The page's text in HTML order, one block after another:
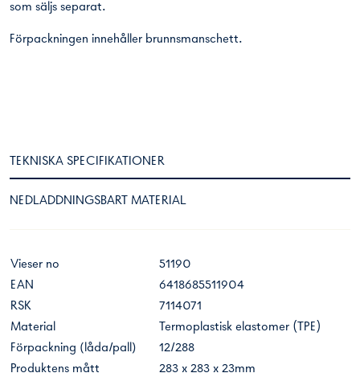
som säljs separat.
Förpackningen innehåller brunnsmanschett.
TEKNISKA SPECIFIKATIONER
NEDLADDNINGSBART MATERIAL
Vieser no
51190
EAN
6418685511904
RSK
7114071
Material
Termoplastisk elastomer (TPE)
Förpackning (låda/pall)
12/288
Produktens mått
283 x 283 x 23mm